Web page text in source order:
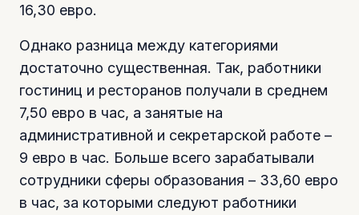
16,30 евро.
Однако разница между категориями
достаточно существенная. Так, работники
гостиниц и ресторанов получали в среднем
7,50 евро в час, а занятые на
административной и секретарской работе –
9 евро в час. Больше всего зарабатывали
сотрудники сферы образования – 33,60 евро
в час, за которыми следуют работники